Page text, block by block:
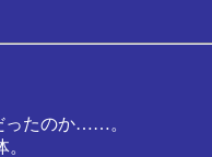
ったのか……。